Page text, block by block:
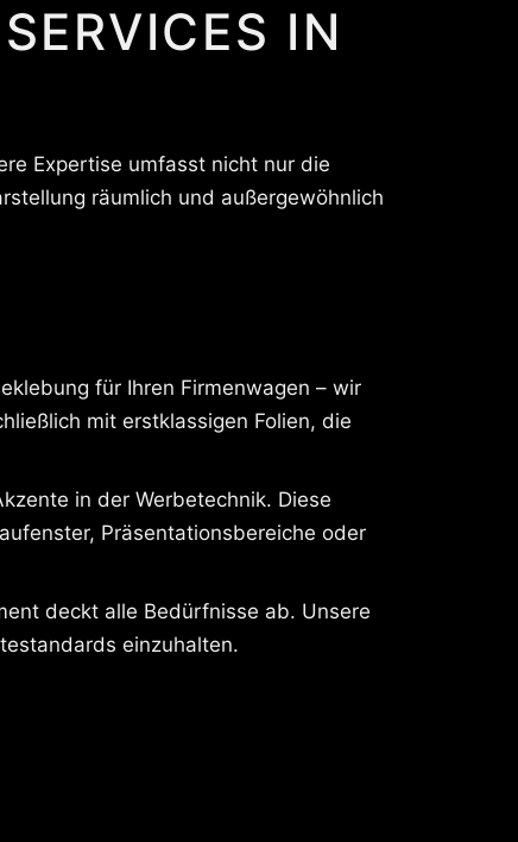
IN
Expertise umfasst nicht nur die
räumlich und außergewöhnlich
für Ihren Firmenwagen – wir
mit erstklassigen Folien, die
in der Werbetechnik. Diese
Präsentationsbereiche oder
deckt alle Bedürfnisse ab. Unsere
einzuhalten.